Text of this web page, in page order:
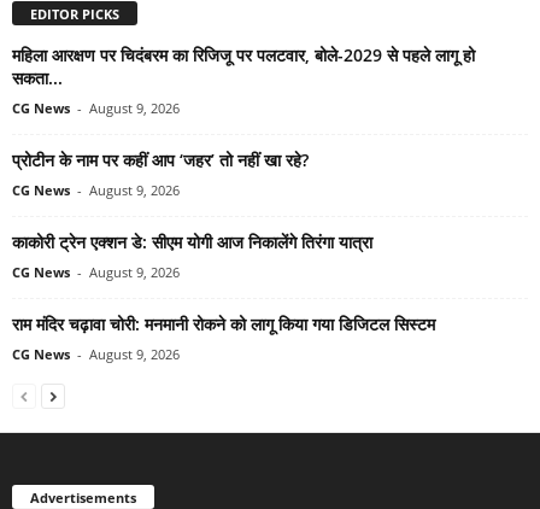
EDITOR PICKS
महिला आरक्षण पर चिदंबरम का रिजिजू पर पलटवार, बोले-2029 से पहले लागू हो
सकता...
CG News - August 9, 2026
प्रोटीन के नाम पर कहीं आप ‘जहर’ तो नहीं खा रहे?
CG News - August 9, 2026
काकोरी ट्रेन एक्शन डे: सीएम योगी आज निकालेंगे तिरंगा यात्रा
CG News - August 9, 2026
राम मंदिर चढ़ावा चोरी: मनमानी रोकने को लागू किया गया डिजिटल सिस्टम
CG News - August 9, 2026
Advertisements